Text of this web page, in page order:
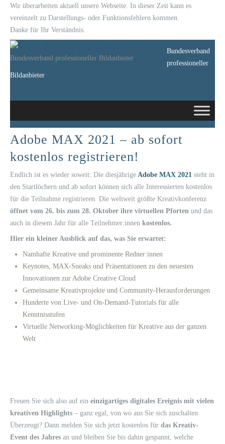
Wir überarbeiten aktuell unsere Webseite. In dieser Zeit kann es
vereinzelt zu Darstellungs- oder Funktionsfehlern kommen.
Danke für Ihr Verständnis.
Bundesverband professioneller Bildanbieter
Bundesverband
professioneller
Bildanbieter
Adobe MAX 2021 – ab sofort
kostenlos registrieren!
Endlich ist es wieder soweit: Die diesjährige Adobe MAX 2021 steht in
den Startlöchern und ab sofort können sich alle Interessierten kostenlos
für die Teilnahme registrieren. Die weltweit größte Kreativkonferenz
öffnet vom 26. bis zum 28. Oktober ihre virtuellen Pforten und das
auch in diesem Jahr für alle Teilnehmer:innen kostenlos.
Hier ein kleiner Ausblick auf das, was Sie erwartet:
Namhafte Kreative und prominente Redner:innen
Keynotes, MAX-Sneaks und Präsentationen zu den neuesten
Innovationen zur Adobe Creative Cloud
Gemeinsame Kreativprojekte und Community-Herausforderungen
Hunderte von Live- und On-Demand-Tutorials für alle
Kenntnisstufen
Virtuelle Networking-Möglichkeiten für Kreative aus der ganzen
Welt
Freuen Sie sich also auf ein einzigartiges digitales Ereignis mit vielen
kreativen Highlights – ganz egal, von wo aus Sie sich zuschalten.
Überzeugt? Dann melden Sie sich jetzt kostenlos für das Kreativ-
Event des Jahres an und bleiben Sie bis dahin gespannt, welche